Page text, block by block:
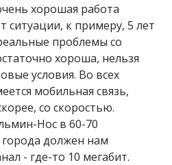
хорошая работа
ситуации, к примеру, 5 лет
проблемы со
хороша, нельзя
условия. Во всех
мобильная связь,
со скоростью.
Нос в 60-70
должен нам
- где-то 10 мегабит.